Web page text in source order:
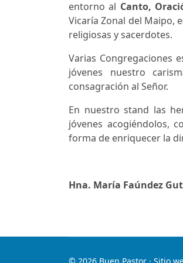
entorno al Canto,
Vicaría Zonal del Maipo,
religiosas y sacerdotes.
Varias Congregaciones
jóvenes nuestro
consagración al Señor.
En nuestro stand las
jóvenes acogiéndolos,
forma de enriquecer la
Hna. María Faúndez